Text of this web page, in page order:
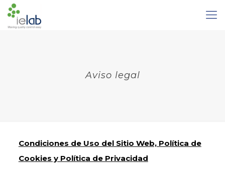
Aviso legal
Condiciones de Uso del Sitio Web, Política de
Cookies y Política de Privacidad